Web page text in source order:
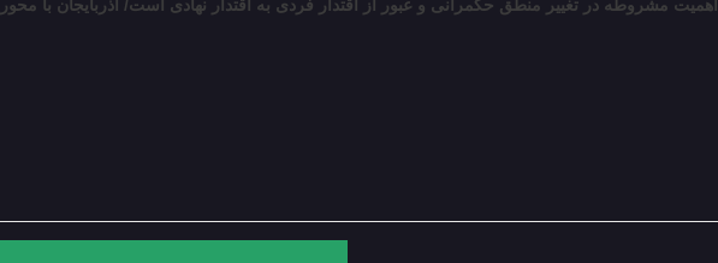
اهمیت مشروطه در تغییر منطق حکمرانی و عبور از اقتدار فردی به اقتدار نهادی است/ آذربایجان با